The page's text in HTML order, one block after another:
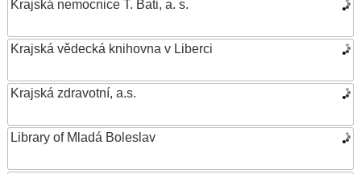
Krajská nemocnice T. Bati, a. s.
Krajská vědecká knihovna v Liberci
Krajská zdravotní, a.s.
Library of Mladá Boleslav